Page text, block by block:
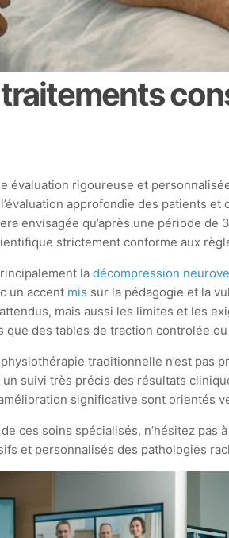
évaluation rigoureuse et
approfondie des patients
envisagée qu’après une période
strictement conforme aux
ladécompression
un accent mis sur la pédagogie et la
mais aussi les limites et les
que des tables de traction controlée
traditionnelle n’est pas
suivi très précis des résultats
significative sont orientés
ces soins spécialisés, n’hésitez
et personnalisés des pathologies